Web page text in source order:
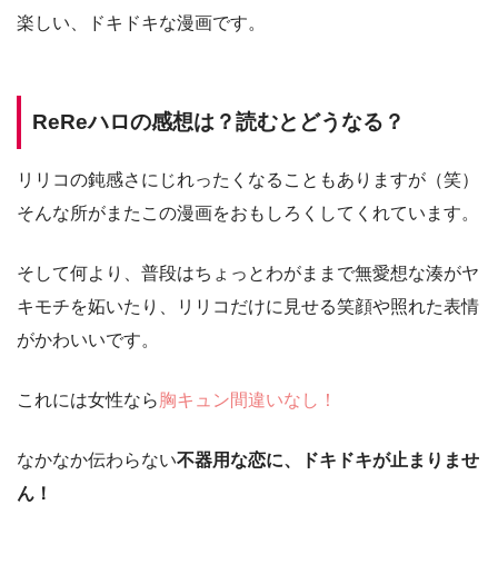
楽しい、ドキドキな漫画です。
ReReハロの感想は？読むとどうなる？
リリコの鈍感さにじれったくなることもありますが（笑）
そんな所がまたこの漫画をおもしろくしてくれています。
そして何より、普段はちょっとわがままで無愛想な湊がヤ
キモチを妬いたり、リリコだけに見せる笑顔や照れた表情
がかわいいです。
これには女性なら 胸キュン間違いなし！
なかなか伝わらない不器用な恋に、ドキドキが止まりませ
ん！